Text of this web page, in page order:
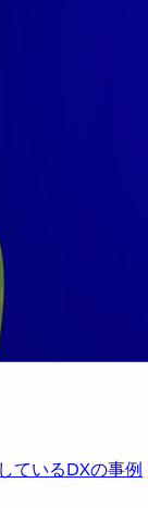
ているDXの事例